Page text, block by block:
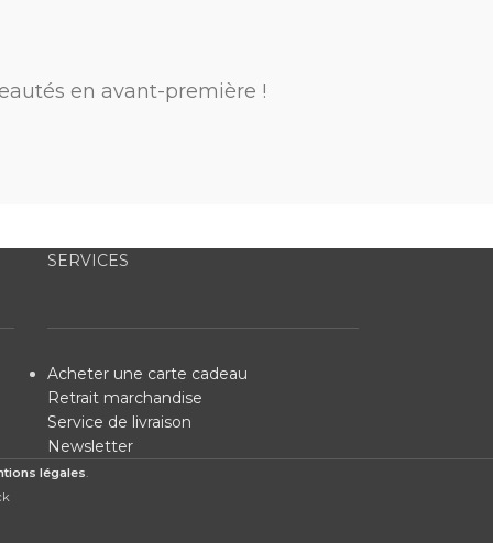
en avant-première !
SERVICES
Acheter une carte cadeau
Retrait marchandise
Service de livraison
Newsletter
légales.